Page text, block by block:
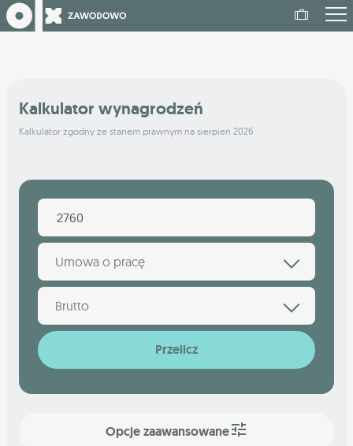
Kalkulator wynagrodzeń
Kalkulator zgodny ze stanem prawnym na sierpień 2026
Umowa o pracę
Brutto
Przelicz
Opcje zaawansowane